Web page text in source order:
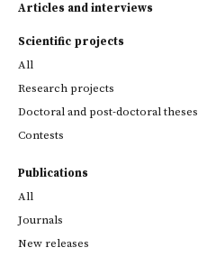
Articles and interviews
Scientific projects
All
Research projects
Doctoral and post-doctoral theses
Contests
Publications
All
Journals
New releases